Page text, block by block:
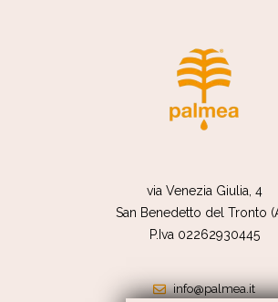
via Venezia Giulia, 4
San Benedetto del Tronto
P.Iva 02262930445
info@palmea.it